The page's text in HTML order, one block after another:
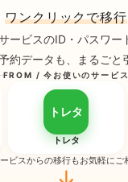
ワンクリックで移行
ービスのID・パスワー
約データも、まるごと
FROM / 今お使いのサービ
トレタ
トレタ
ビスからの移行もお気軽にご